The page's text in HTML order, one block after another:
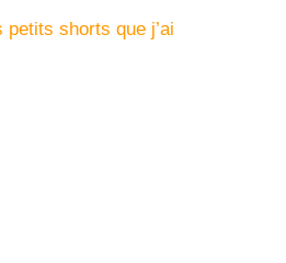
shorts que j’ai